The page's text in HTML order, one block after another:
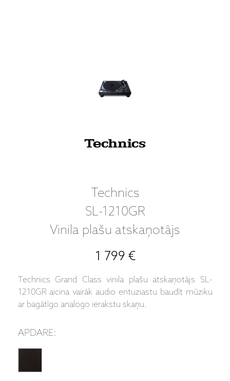
Technics
SL-1210GR
Vinila plašu atskaņotājs
1 799 €
Technics Grand Class vinila plašu atskaņotājs SL-
1210GR aicina vairāk audio entuziastu baudīt mūziku
ar bagātīgo analogo ierakstu skaņu.
APDARE: